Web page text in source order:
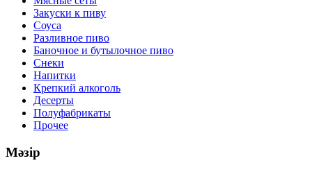
Закуски к пиву
Соуса
Разливное пиво
Баночное и бутылочное пиво
Снеки
Напитки
Крепкий алкоголь
Десерты
Полуфабрикаты
Прочее
Мәзір